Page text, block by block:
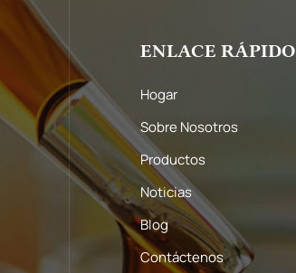
ENLACE RÁPIDO
Hogar
Sobre Nosotros
Productos
Noticias
Blog
Contáctenos